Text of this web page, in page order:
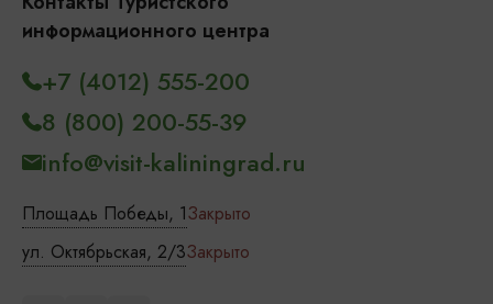
информационного центра
Площадь Победы, 1Закрыто
ул. Октябрьская, 2/3Закрыто
+7 (4012) 555-200
8 (800) 200-55-39
info@visit-kaliningrad.ru